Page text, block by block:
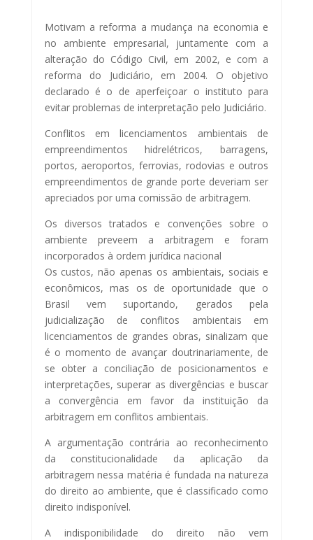
Motivam a reforma a mudança na economia e
no ambiente empresarial, juntamente com a
alteração do Código Civil, em 2002, e com a
reforma do Judiciário, em 2004. O objetivo
declarado é o de aperfeiçoar o instituto para
evitar problemas de interpretação pelo Judiciário.
Conflitos em licenciamentos ambientais de
empreendimentos hidrelétricos, barragens,
portos, aeroportos, ferrovias, rodovias e outros
empreendimentos de grande porte deveriam ser
apreciados por uma comissão de arbitragem.
Os diversos tratados e convenções sobre o
ambiente preveem a arbitragem e foram
incorporados à ordem jurídica nacional
Os custos, não apenas os ambientais, sociais e
econômicos, mas os de oportunidade que o
Brasil vem suportando, gerados pela
judicialização de conflitos ambientais em
licenciamentos de grandes obras, sinalizam que
é o momento de avançar doutrinariamente, de
se obter a conciliação de posicionamentos e
interpretações, superar as divergências e buscar
a convergência em favor da instituição da
arbitragem em conflitos ambientais.
A argumentação contrária ao reconhecimento
da constitucionalidade da aplicação da
arbitragem nessa matéria é fundada na natureza
do direito ao ambiente, que é classificado como
direito indisponível.
A indisponibilidade do direito não vem